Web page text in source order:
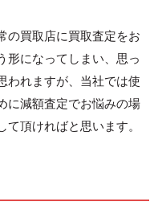
の買取店に買取査定をお
形になってしまい、思っ
われますが、当社では使
に減額査定でお悩みの場
て頂ければと思います。